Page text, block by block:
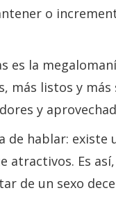
o
la
más listos y
y
de hablar:
atractivos. Es
de un sexo